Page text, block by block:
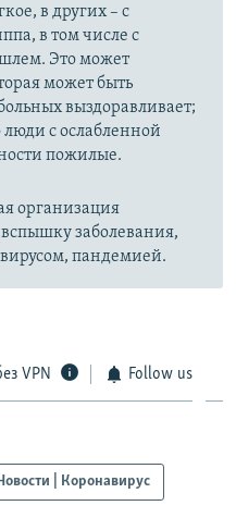
в других – с
в том числе с
Это может
может быть
выздоравливает;
с ослабленной
пожилые.
организация
заболевания,
пандемией.
VPN Follow us
| Коронавирус